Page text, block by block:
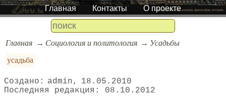
Главная Контакты О проекте
Главная Социология и политология
Усадьбы
усадьба
admin
18.05.2010
08.10.2012